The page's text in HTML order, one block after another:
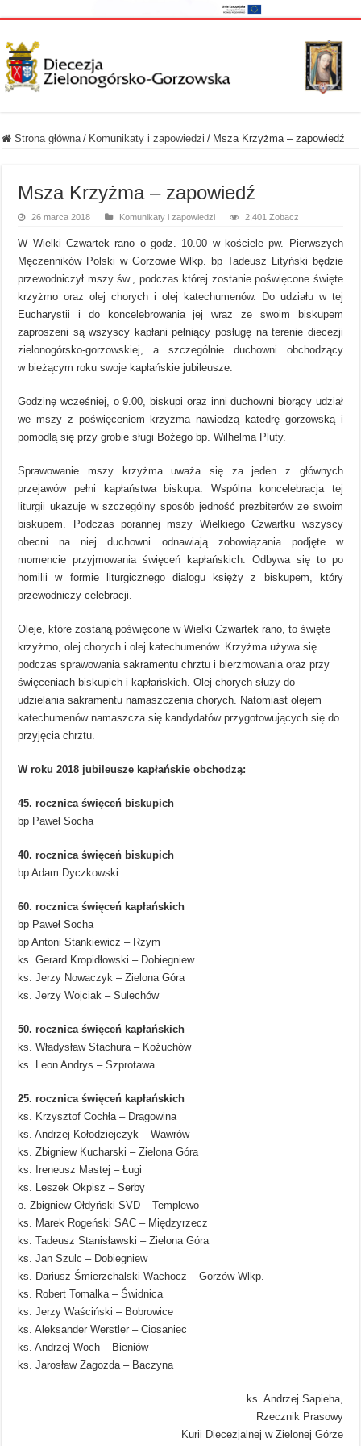
Strona główna / Komunikaty i zapowiedzi / Msza Krzyżma – zapowiedź
Msza Krzyżma – zapowiedź
26 marca 2018 Komunikaty i zapowiedzi 2,401 Zobacz
W Wielki Czwartek rano o godz. 10.00 w kościele pw. Pierwszych
Męczenników Polski w Gorzowie Wlkp. bp Tadeusz Lityński będzie
przewodniczył mszy św., podczas której zostanie poświęcone święte
krzyżmo oraz olej chorych i olej katechumenów. Do udziału w tej
Eucharystii i do koncelebrowania jej wraz ze swoim biskupem
zaproszeni są wszyscy kapłani pełniący posługę na terenie diecezji
zielonogórsko-gorzowskiej, a szczególnie duchowni obchodzący
w bieżącym roku swoje kapłańskie jubileusze.
Godzinę wcześniej, o 9.00, biskupi oraz inni duchowni biorący udział
we mszy z poświęceniem krzyżma nawiedzą katedrę gorzowską i
pomodlą się przy grobie sługi Bożego bp. Wilhelma Pluty.
Sprawowanie mszy krzyżma uważa się za jeden z głównych
przejawów pełni kapłaństwa biskupa. Wspólna koncelebracja tej
liturgii ukazuje w szczególny sposób jedność prezbiterów ze swoim
biskupem. Podczas porannej mszy Wielkiego Czwartku wszyscy
obecni na niej duchowni odnawiają zobowiązania podjęte w
momencie przyjmowania święceń kapłańskich. Odbywa się to po
homilii w formie liturgicznego dialogu księży z biskupem, który
przewodniczy celebracji.
Oleje, które zostaną poświęcone w Wielki Czwartek rano, to święte
krzyżmo, olej chorych i olej katechumenów. Krzyżma używa się
podczas sprawowania sakramentu chrztu i bierzmowania oraz przy
święceniach biskupich i kapłańskich. Olej chorych służy do
udzielania sakramentu namaszczenia chorych. Natomiast olejem
katechumenów namaszcza się kandydatów przygotowujących się do
przyjęcia chrztu.
W roku 2018 jubileusze kapłańskie obchodzą:
45. rocznica święceń biskupich
bp Paweł Socha
40. rocznica święceń biskupich
bp Adam Dyczkowski
60. rocznica święceń kapłańskich
bp Paweł Socha
bp Antoni Stankiewicz – Rzym
ks. Gerard Kropidłowski – Dobiegniew
ks. Jerzy Nowaczyk – Zielona Góra
ks. Jerzy Wojciak – Sulechów
50. rocznica święceń kapłańskich
ks. Władysław Stachura – Kożuchów
ks. Leon Andrys – Szprotawa
25. rocznica święceń kapłańskich
ks. Krzysztof Cochła – Drągowina
ks. Andrzej Kołodziejczyk – Wawrów
ks. Zbigniew Kucharski – Zielona Góra
ks. Ireneusz Mastej – Ługi
ks. Leszek Okpisz – Serby
o. Zbigniew Ołdyński SVD – Templewo
ks. Marek Rogeński SAC – Międzyrzecz
ks. Tadeusz Stanisławski – Zielona Góra
ks. Jan Szulc – Dobiegniew
ks. Dariusz Śmierzchalski-Wachocz – Gorzów Wlkp.
ks. Robert Tomalka – Świdnica
ks. Jerzy Waściński – Bobrowice
ks. Aleksander Werstler – Ciosaniec
ks. Andrzej Woch – Bieniów
ks. Jarosław Zagozda – Baczyna
ks. Andrzej Sapieha,
Rzecznik Prasowy
Kurii Diecezjalnej w Zielonej Górze